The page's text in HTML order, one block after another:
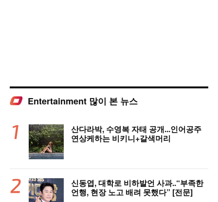
Entertainment 많이 본 뉴스
산다라박, 수영복 자태 공개...인어공주
연상케하는 비키니+갈색머리
신동엽, 대학로 비하발언 사과..“부족한
언행, 현장 노고 배려 못했다” [전문]